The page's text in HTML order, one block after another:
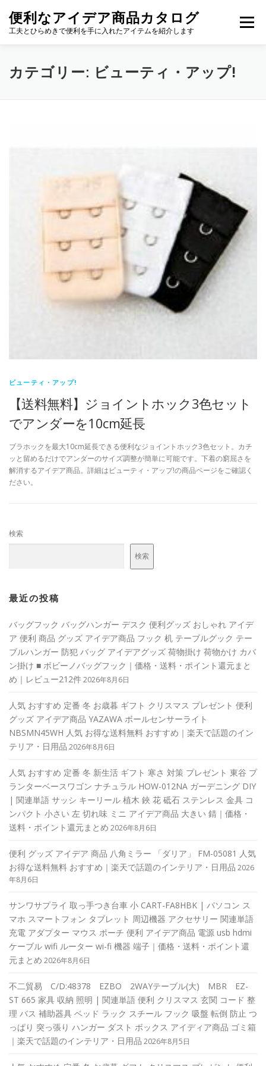
便利なアイデア商品カタログ
工夫とひらめきで便利を手に入れたアイテムを紹介します
メニュー
カテゴリー: ビューティ・アップ!
ビューティ・アップ!
【送料無料】ジョイントホック3色セット
でアンダーを10cm延長
ブラホックを最大10cm延長できる便利なジョイントホック3色セット。カチ
ッと留めるだけでアンダーのサイズ調整が簡単に可能です。下着の窮屈さを
解消するアイデア商品。詳細はビューティ・アップ!の商品ページをご確認く
ださい。
検索
検索
最近の投稿
バッグフック バッグハンガー デスク 便利グッズ おしゃれ アイデ
ア 便利 商品 グッズ アイデア商品 フック 机 テーブルグック テー
ブルハンガー 防犯 バッグ アイデアグッズ 荷物掛け 荷物かけ カバ
ン掛け ■ ボビーノバッグフック｜価格・送料・ポイント還元まと
め｜レビュー212件2026年8月6日
人気 おすすめ 定番 冬 お歳暮 ギフト クリスマス プレゼント 便利
グッズ アイデア商品 YAZAWA ボールセンサーライト
NBSMN45WH 人気 お得な送料無料 おすすめ｜楽天で話題のイン
テリア・日用品 2026年8月6日
人気 おすすめ 定番 冬 新生活 ギフト 寒さ 対策 プレゼント 東谷 プ
ランターベースワゴン ナチュラル HOW-012NA ガーデニング DIY
| 関連単語 サッシ キーリール 植木 鋏 花 砥石 ステンレス 金具 コ
ンパクト 小さい 左 切れ味 ミニ アイデア商品 大きい 錆｜価格・
送料・ポイント還元まとめ 2026年8月6日
便利 グッズ アイデア 商品 八角ミラー 「ダリア」 FM-05081 人気
お得な送料無料 おすすめ｜楽天で話題のインテリア・日用品 2026
年8月6日
サンワサプライ 取っ手つき台車 小 CART-FA8HBK | パソコン ス
マホ スマートフォン タブレット 周辺機器 アクセサリー 関連単語
充電 アダプター マウス ポーチ 便利 アイデア商品 電源 usb hdmi
ケーブル wifi ルーター wi-fi 機器 端子｜価格・送料・ポイント還
元まとめ 2026年8月6日
不二貿易 C/D:48378 EZBO 2WAYテーブル(大) MBR EZ-
ST 665 家具 収納 照明 | 関連単語 便利 クリスマス 玄関 コード 整
理 バス 補助器具 ベッド ラック スチール フック 吸盤 転倒 防止 つ
っぱり 突っ張り ハンガー ダスト ボックス アイディア商品 ゴミ箱
｜楽天で話題のインテリア・日用品 2026年8月5日